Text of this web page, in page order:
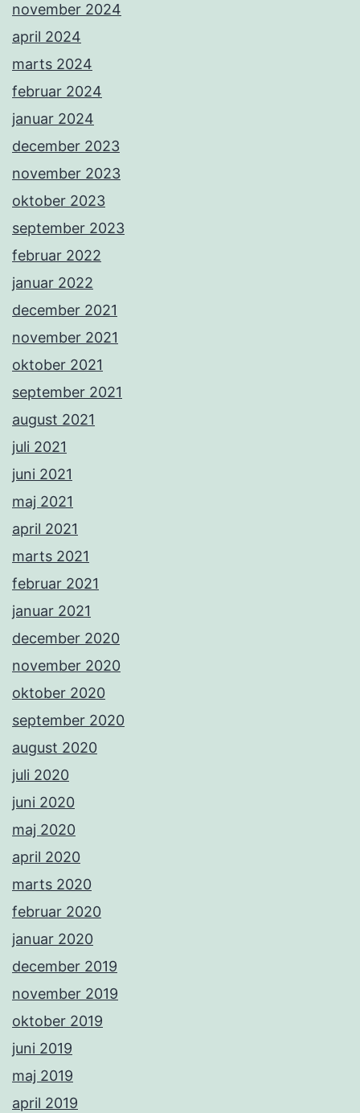
november 2024
april 2024
marts 2024
februar 2024
januar 2024
december 2023
november 2023
oktober 2023
september 2023
februar 2022
januar 2022
december 2021
november 2021
oktober 2021
september 2021
august 2021
juli 2021
juni 2021
maj 2021
april 2021
marts 2021
februar 2021
januar 2021
december 2020
november 2020
oktober 2020
september 2020
august 2020
juli 2020
juni 2020
maj 2020
april 2020
marts 2020
februar 2020
januar 2020
december 2019
november 2019
oktober 2019
juni 2019
maj 2019
april 2019